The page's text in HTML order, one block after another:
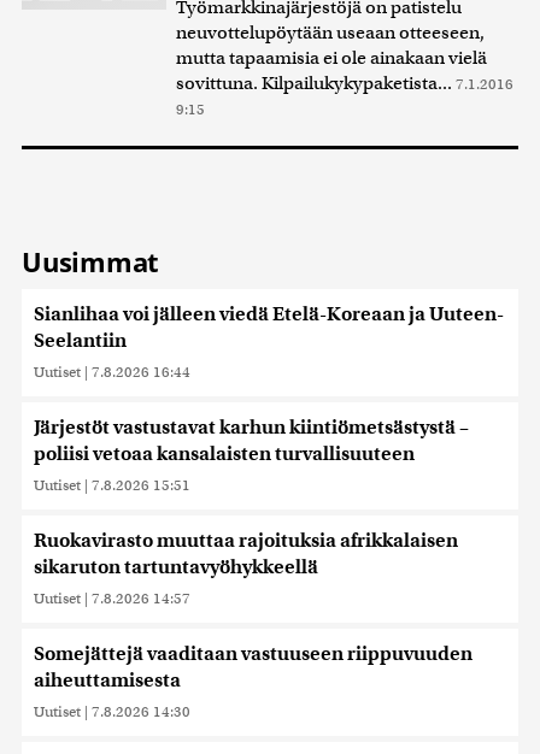
Työmarkkinajärjestöjä on patistelu
neuvottelupöytään useaan otteeseen,
mutta tapaamisia ei ole ainakaan vielä
sovittuna. Kilpailukykypaketista... 7.1.2016
9:15
Uusimmat
Sianlihaa voi jälleen viedä Etelä-Koreaan ja Uuteen-
Seelantiin
Uutiset | 7.8.2026 16:44
Järjestöt vastustavat karhun kiintiömetsästystä –
poliisi vetoaa kansalaisten turvallisuuteen
Uutiset | 7.8.2026 15:51
Ruokavirasto muuttaa rajoituksia afrikkalaisen
sikaruton tartuntavyöhykkeellä
Uutiset | 7.8.2026 14:57
Somejättejä vaaditaan vastuuseen riippuvuuden
aiheuttamisesta
Uutiset | 7.8.2026 14:30